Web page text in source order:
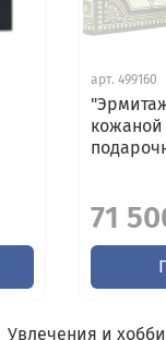
арт.499160
71
Увлечения и хобби